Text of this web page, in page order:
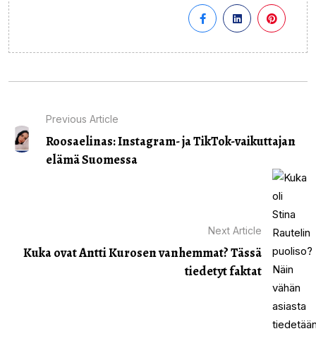
Previous Article
Roosaelinas: Instagram- ja TikTok-vaikuttajan
elämä Suomessa
Next Article
Kuka ovat Antti Kurosen vanhemmat? Tässä
tiedetyt faktat